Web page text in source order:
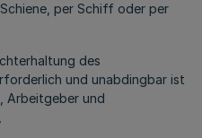
per Schiff oder per
des
und unabdingbar ist
Arbeitgeber und